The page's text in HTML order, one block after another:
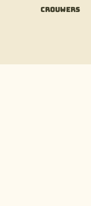
Crouwers